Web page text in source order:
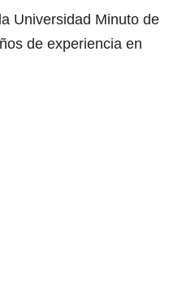
Universidad Minuto de
de experiencia en